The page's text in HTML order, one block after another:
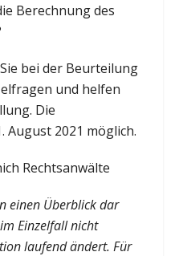
Berechnung des
bei der Beurteilung
und helfen
Die
August 2021 möglich.
Rechtsanwälte
einen Überblick dar
Einzelfall nicht
laufend ändert. Für